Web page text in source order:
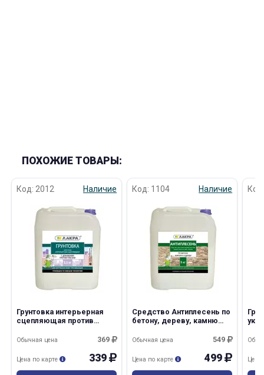
ПОХОЖИЕ ТОВАРЫ:
Код: 2012 Наличие
Грунтовка интерьерная
сцепляющая против
369
Обычная цена
339
Цена по карте
Код: 1104 Наличие
Средство Антиплесень по
бетону, дереву, камню
549
Обычная цена
499
Цена по карте Цена